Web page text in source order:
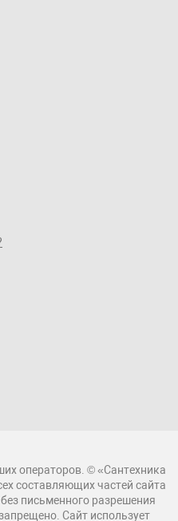
операторов. © «Сантехника
составляющих частей сайта
письменного разрешения
Сайт использует